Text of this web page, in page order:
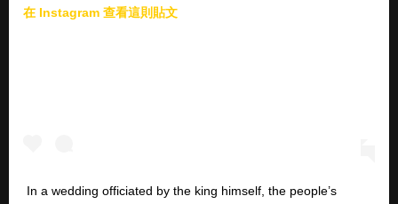
在 Instagram 查看這則貼文
In a wedding officiated by the king himself, the people’s